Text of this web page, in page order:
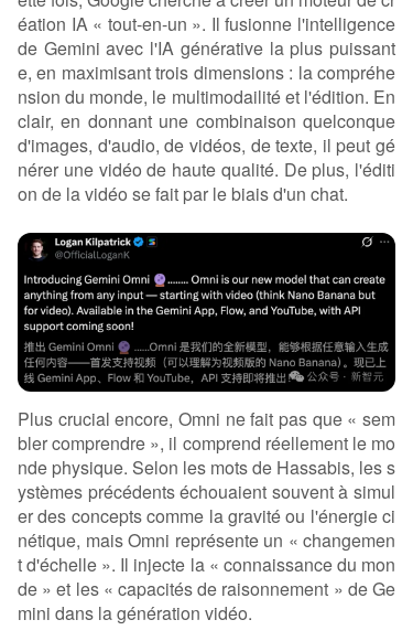
éation IA « tout-en-un ». Il fusionne l'intelligence
de Gemini avec l'IA générative la plus puissant
e, en maximisant trois dimensions : la compréhe
nsion du monde, le multimodailité et l'édition. En
clair, en donnant une combinaison quelconque
d'images, d'audio, de vidéos, de texte, il peut gé
nérer une vidéo de haute qualité. De plus, l'éditi
on de la vidéo se fait par le biais d'un chat.
Plus crucial encore, Omni ne fait pas que « sem
bler comprendre », il comprend réellement le mo
nde physique. Selon les mots de Hassabis, les s
ystèmes précédents échouaient souvent à simul
er des concepts comme la gravité ou l'énergie ci
nétique, mais Omni représente un « changemen
t d'échelle ». Il injecte la « connaissance du mon
de » et les « capacités de raisonnement » de Ge
mini dans la génération vidéo.